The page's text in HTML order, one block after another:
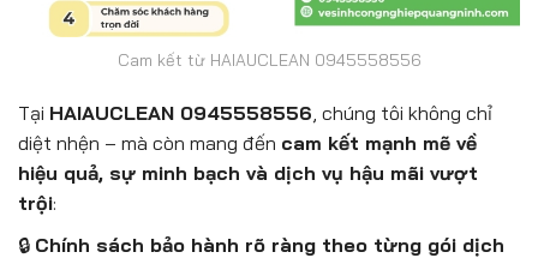
Cam kết từ HAIAUCLEAN 0945558556
Tại HAIAUCLEAN 0945558556 , chúng tôi không chỉ
diệt nhện – mà còn mang đến cam kết mạnh mẽ về
hiệu quả, sự minh bạch và dịch vụ hậu mãi vượt
trội:
🔒 Chính sách bảo hành rõ ràng theo từng gói dịch